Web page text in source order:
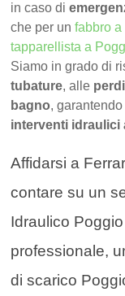
in caso di
che per unfabbro
tapparellista a
Siamo in grado di
tubature, alle
bagno,
interventi idraulici
Affidarsi a
contare su un
Idraulico
professionale,
di scarico